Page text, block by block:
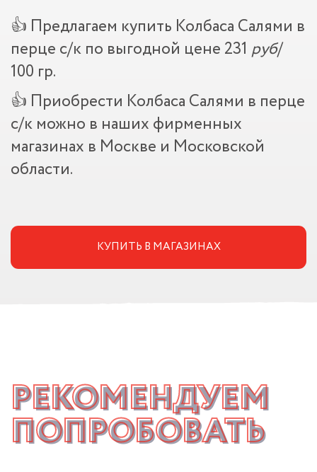
👍 Предлагаем купить Колбаса Салями в
перце с/к по выгодной цене 231 руб/
100 гр.
👍 Приобрести Колбаса Салями в перце
с/к можно в наших фирменных
магазинах в Москве и Московской
области.
КУПИТЬ В МАГАЗИНАХ
РЕКОМЕНДУЕМ
ПОПРОБОВАТЬ